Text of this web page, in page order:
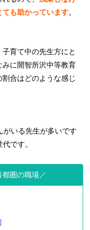
も助かっています。
育て中の先生方にと
に開智所沢中等教育
合はどのような感じ
がいる先生が多いです
です。
都圏の職場